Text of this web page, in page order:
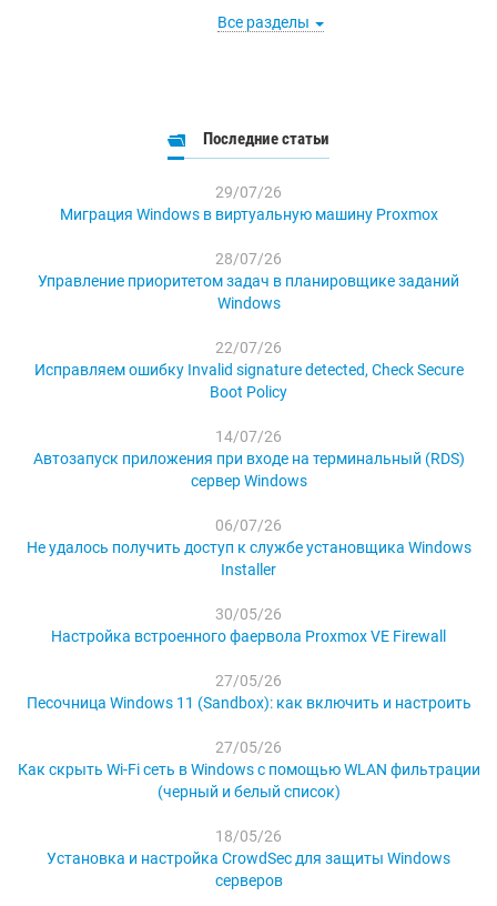
Все разделы
Последние статьи
29/07/26
Миграция Windows в виртуальную машину Proxmox
28/07/26
Управление приоритетом задач в планировщике заданий
Windows
22/07/26
Исправляем ошибку Invalid signature detected, Check Secure
Boot Policy
14/07/26
Автозапуск приложения при входе на терминальный (RDS)
сервер Windows
06/07/26
Не удалось получить доступ к службе установщика Windows
Installer
30/05/26
Настройка встроенного фаервола Proxmox VE Firewall
27/05/26
Песочница Windows 11 (Sandbox): как включить и настроить
27/05/26
Как скрыть Wi-Fi сеть в Windows с помощью WLAN фильтрации
(черный и белый список)
18/05/26
Установка и настройка CrowdSec для защиты Windows
серверов